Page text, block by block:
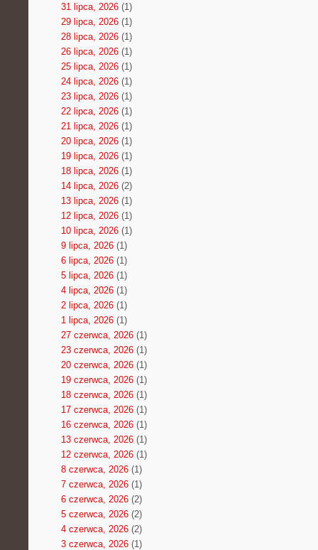
31 lipca, 2026(1)
29 lipca, 2026(1)
28 lipca, 2026(1)
26 lipca, 2026(1)
25 lipca, 2026(1)
24 lipca, 2026(1)
23 lipca, 2026(1)
22 lipca, 2026(1)
21 lipca, 2026(1)
20 lipca, 2026(1)
19 lipca, 2026(1)
18 lipca, 2026(1)
14 lipca, 2026(2)
13 lipca, 2026(1)
12 lipca, 2026(1)
10 lipca, 2026(1)
9 lipca, 2026(1)
6 lipca, 2026(1)
5 lipca, 2026(1)
4 lipca, 2026(1)
2 lipca, 2026(1)
1 lipca, 2026(1)
27 czerwca, 2026(1)
23 czerwca, 2026(1)
20 czerwca, 2026(1)
19 czerwca, 2026(1)
18 czerwca, 2026(1)
17 czerwca, 2026(1)
16 czerwca, 2026(1)
13 czerwca, 2026(1)
12 czerwca, 2026(1)
8 czerwca, 2026(1)
7 czerwca, 2026(1)
6 czerwca, 2026(2)
5 czerwca, 2026(2)
4 czerwca, 2026(2)
3 czerwca, 2026(1)